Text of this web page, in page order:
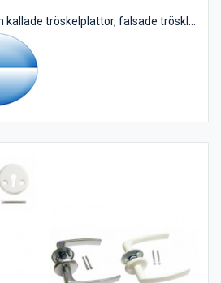
kallade tröskelplattor, falsade trösklar
med en tunn skyddande lack.